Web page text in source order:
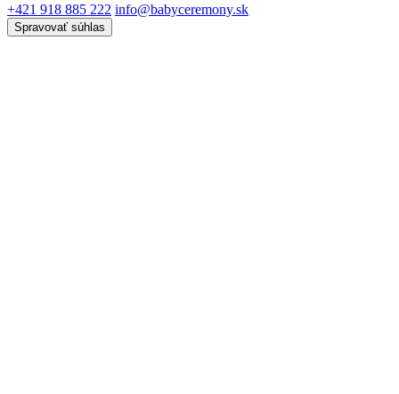
+421 918 885 222 info@babyceremony.sk
Spravovať súhlas